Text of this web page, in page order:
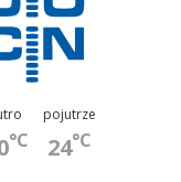
°C
pojutrze
24°C